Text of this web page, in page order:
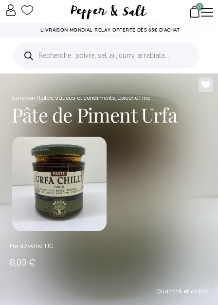
0
LIVRAISON MONDIAL RELAY OFFERTE DÈS 65€ D'ACHAT
au rayon Huiles, sauces et condiments,Épicerie Fine
Pâte de Piment Urfa
Prix de vente TTC
8,00 €
Quantité et achat